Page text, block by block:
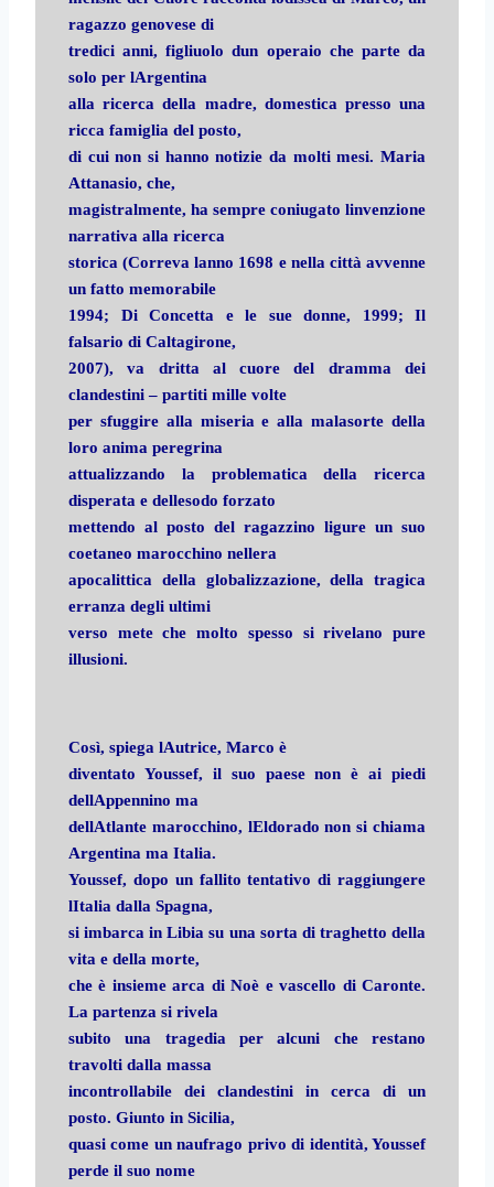
ragazzo genovese di
tredici anni, figliuolo dun operaio che parte da
solo per lArgentina
alla ricerca della madre, domestica presso una
ricca famiglia del posto,
di cui non si hanno notizie da molti mesi. Maria
Attanasio, che,
magistralmente, ha sempre coniugato linvenzione
narrativa alla ricerca
storica (Correva lanno 1698 e nella città avvenne
un fatto memorabile
1994; Di Concetta e le sue donne, 1999; Il
falsario di Caltagirone,
2007), va dritta al cuore del dramma dei
clandestini – partiti mille volte
per sfuggire alla miseria e alla malasorte della
loro anima peregrina 
attualizzando la problematica della ricerca
disperata e dellesodo forzato
mettendo al posto del ragazzino ligure un suo
coetaneo marocchino nellera
apocalittica della globalizzazione, della tragica
erranza degli ultimi
verso mete che molto spesso si rivelano pure
illusioni.
Così, spiega lAutrice, Marco è
diventato Youssef, il suo paese non è ai piedi
dellAppennino ma
dellAtlante marocchino, lEldorado non si chiama
Argentina ma Italia.
Youssef, dopo un fallito tentativo di raggiungere
lItalia dalla Spagna,
si imbarca in Libia su una sorta di traghetto della
vita e della morte,
che è insieme arca di Noè e vascello di Caronte.
La partenza si rivela
subito una tragedia per alcuni che restano
travolti dalla massa
incontrollabile dei clandestini in cerca di un
posto. Giunto in Sicilia,
quasi come un naufrago privo di identità, Youssef
perde il suo nome